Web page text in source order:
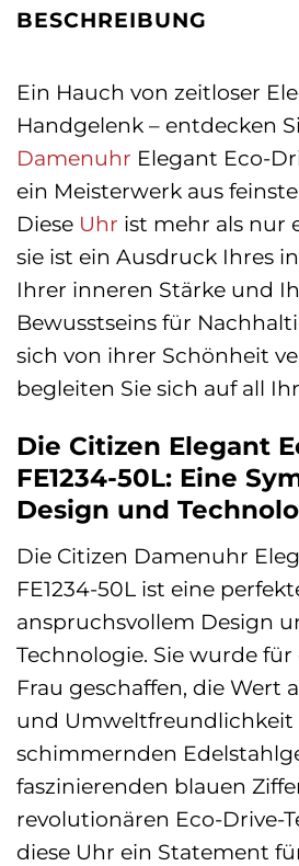
BESCHREIBUNG
Ein Hauch von zeitloser
Handgelenk – entdecken
Damenuhr Elegant Eco-
ein Meisterwerk aus
Diese Uhr ist mehr als nur
sie ist ein Ausdruck Ihres
Ihrer inneren Stärke und
Bewusstseins für
sich von ihrer Schönheit
begleiten Sie sich auf all
Die Citizen Elegant
FE1234-50L: Eine
Design und
Die Citizen Damenuhr
FE1234-50L ist eine
anspruchsvollem Design
Technologie. Sie wurde
Frau geschaffen, die Wert
und Umweltfreundlichkeit
schimmernden
faszinierenden blauen
revolutionären Eco-Drive-
diese Uhr ein Statement